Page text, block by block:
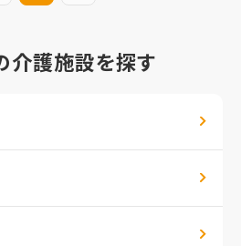
介護施設を探す